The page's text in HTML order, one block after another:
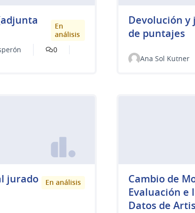
En
análisis
0
Devolución
de puntajes
Ana Sol Kutner
jurado En análisis
Cambio de
Evaluación e
Datos de